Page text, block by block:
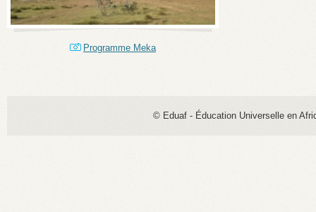
Programme Meka
© Eduaf - Éducation Universelle en